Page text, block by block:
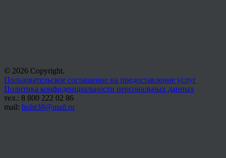
© 2026 Copyright.
Пользовательское соглашение на предоставление услуг
Политика конфиденциальности персональных данных
тел.: 8 800 222 02 86
mail: holst38@mail.ru